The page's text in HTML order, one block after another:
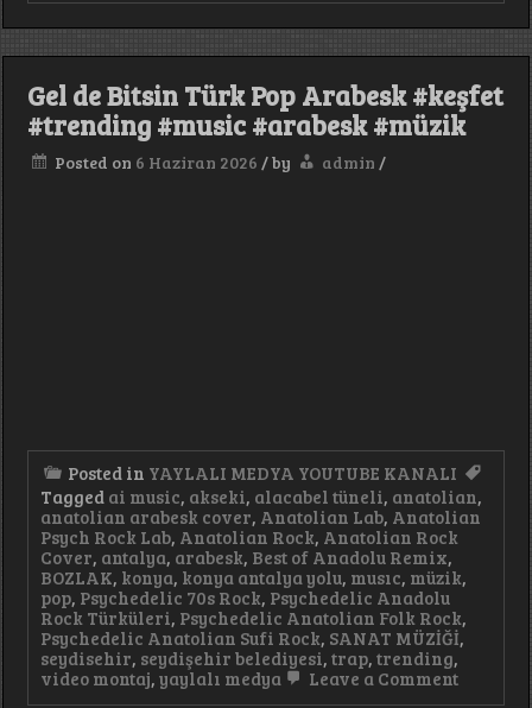
Seydişehir
34.
Konuğumuz:
Mustafa
YÜKSEL
Gel de Bitsin Türk Pop Arabesk #keşfet
#trending #music #arabesk #müzik
Posted on 6 Haziran 2026 /by admin /
Posted in YAYLALI MEDYA YOUTUBE KANALI
Tagged ai music, akseki, alacabel tüneli, anatolian,
anatolian arabesk cover, Anatolian Lab, Anatolian
Psych Rock Lab, Anatolian Rock, Anatolian Rock
Cover, antalya, arabesk, Best of Anadolu Remix,
BOZLAK, konya, konya antalya yolu, musıc, müzik,
pop, Psychedelic 70s Rock, Psychedelic Anadolu
Rock Türküleri, Psychedelic Anatolian Folk Rock,
Psychedelic Anatolian Sufi Rock, SANAT MÜZİĞİ,
seydisehir, seydişehir belediyesi, trap, trending,
video montaj, yaylalı medya Leave a Commenton